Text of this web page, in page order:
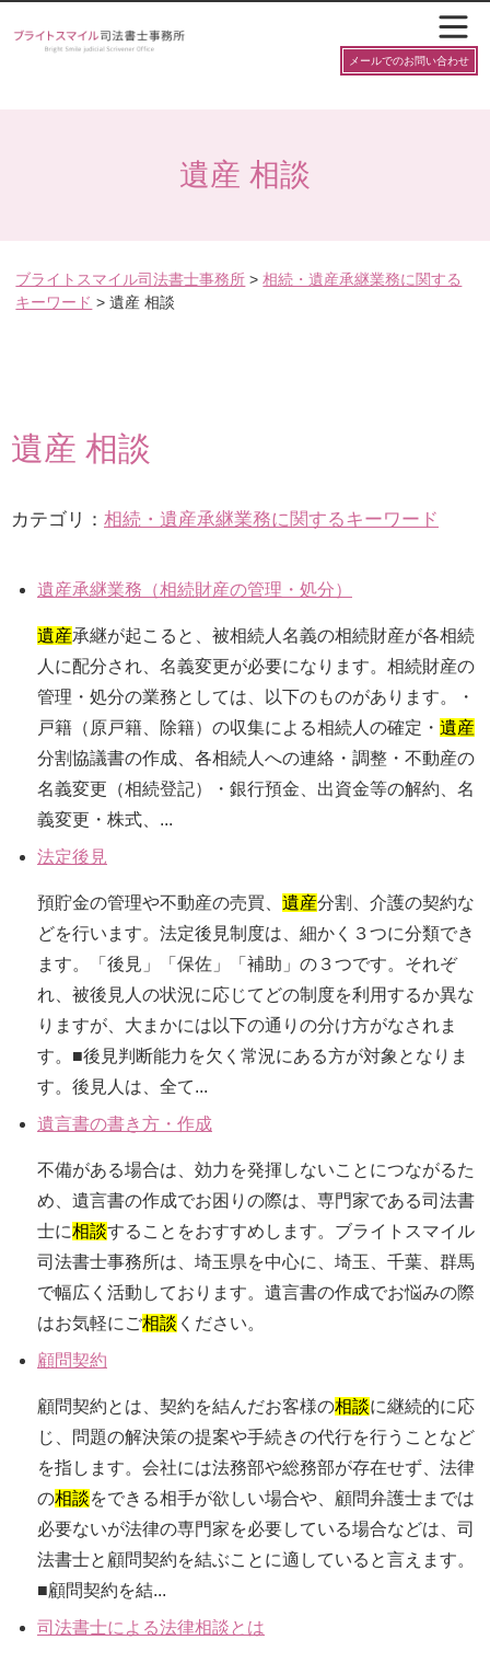
メールでのお問い合わせ
遺産 相談
ブライトスマイル司法書士事務所 >相続・遺産承継業務に関する
キーワード >遺産 相談
遺産 相談
カテゴリ： 相続・遺産承継業務に関するキーワード
遺産承継業務（相続財産の管理・処分）
遺産承継が起こると、被相続人名義の相続財産が各相続
人に配分され、名義変更が必要になります。相続財産の
管理・処分の業務としては、以下のものがあります。・
戸籍（原戸籍、除籍）の収集による相続人の確定・ 遺産
分割協議書の作成、各相続人への連絡・調整・不動産の
名義変更（相続登記）・銀行預金、出資金等の解約、名
義変更・株式、...
法定後見
預貯金の管理や不動産の売買、 遺産分割、介護の契約な
どを行います。法定後見制度は、細かく３つに分類でき
ます。「後見」「保佐」「補助」の３つです。それぞ
れ、被後見人の状況に応じてどの制度を利用するか異な
りますが、大まかには以下の通りの分け方がなされま
す。■後見判断能力を欠く常況にある方が対象となりま
す。後見人は、全て...
遺言書の書き方・作成
不備がある場合は、効力を発揮しないことにつながるた
め、遺言書の作成でお困りの際は、専門家である司法書
士に相談することをおすすめします。ブライトスマイル
司法書士事務所は、埼玉県を中心に、埼玉、千葉、群馬
で幅広く活動しております。遺言書の作成でお悩みの際
はお気軽にご相談 ください。
顧問契約
顧問契約とは、契約を結んだお客様の相談に継続的に応
じ、問題の解決策の提案や手続きの代行を行うことなど
を指します。会社には法務部や総務部が存在せず、法律
の相談をできる相手が欲しい場合や、顧問弁護士までは
必要ないが法律の専門家を必要している場合などは、司
法書士と顧問契約を結ぶことに適していると言えます。
■顧問契約を結...
司法書士による法律相談とは